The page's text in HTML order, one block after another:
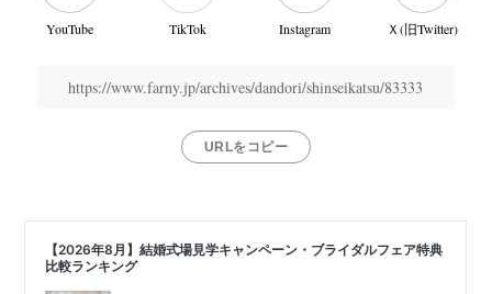
YouTube TikTok Instagram Ｘ(旧Twitter)
https://www.farny.jp/archives/dandori/shinseikatsu/83333
URLをコピー
結
婚
式